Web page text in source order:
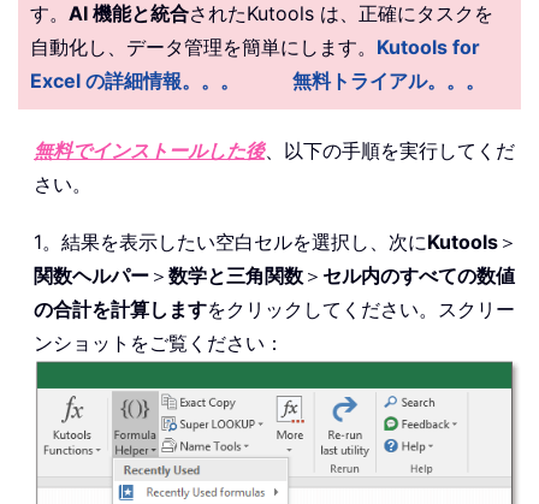
す。 AI 機能と統合されたKutools は、正確にタスクを
自動化し、データ管理を簡単にします。 Kutools for
Excel の詳細情報。。。
無料トライアル。。。
無料でインストールした後、以下の手順を実行してくだ
さい。
1。結果を表示したい空白セルを選択し、次にKutools ＞
関数ヘルパー ＞ 数学と三角関数 ＞ セル内のすべての数値
の合計を計算しますをクリックしてください。スクリー
ンショットをご覧ください：